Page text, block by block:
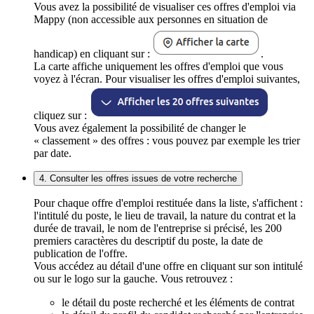
Vous avez la possibilité de visualiser ces offres d'emploi via
Mappy (non accessible aux personnes en situation de
handicap) en cliquant sur :
.
La carte affiche uniquement les offres d'emploi que vous
voyez à l'écran. Pour visualiser les offres d'emploi suivantes,
cliquez sur :
Vous avez également la possibilité de changer le
« classement » des offres : vous pouvez par exemple les trier
par date.
4. Consulter les offres issues de votre recherche
Pour chaque offre d'emploi restituée dans la liste, s'affichent :
l'intitulé du poste, le lieu de travail, la nature du contrat et la
durée de travail, le nom de l'entreprise si précisé, les 200
premiers caractères du descriptif du poste, la date de
publication de l'offre.
Vous accédez au détail d'une offre en cliquant sur son intitulé
ou sur le logo sur la gauche. Vous retrouvez :
le détail du poste recherché et les éléments de contrat